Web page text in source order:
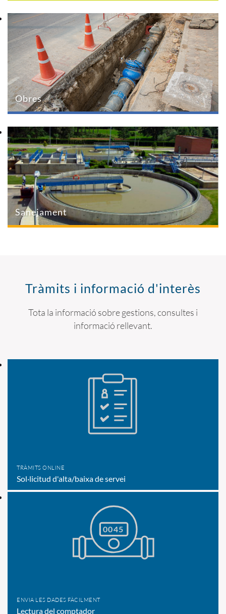
Obres
Sanejament
Tràmits i informació d'interès
Tota la informació sobre gestions, consultes i
informació rellevant.
TRÀMITS ONLINE
Sol·licitud d'alta/baixa de servei
ENVIA LES DADES FÀCILMENT
Lectura del comptador